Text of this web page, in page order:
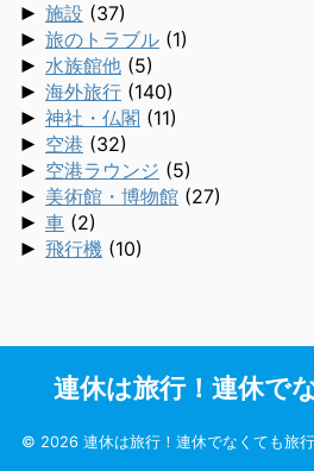
► 施設 (37)
► 旅のトラブル (1)
► 水族館他 (5)
► 海外旅行 (140)
► 神社・仏閣 (11)
► 空港 (32)
► 空港ラウンジ (5)
► 美術館・博物館 (27)
► 車 (2)
► 飛行機 (10)
連休は旅行！連休で
© 2026 連休は旅行！連休でなくても旅